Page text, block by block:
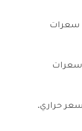
يحتوي كوب منه على 4 سعرات
يحتوي كوب منه على 8 سعرات